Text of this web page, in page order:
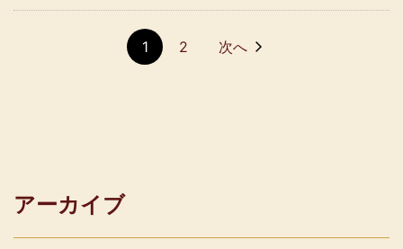
1 2 次へ
アーカイブ